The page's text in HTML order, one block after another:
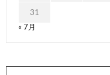
31
« 7月